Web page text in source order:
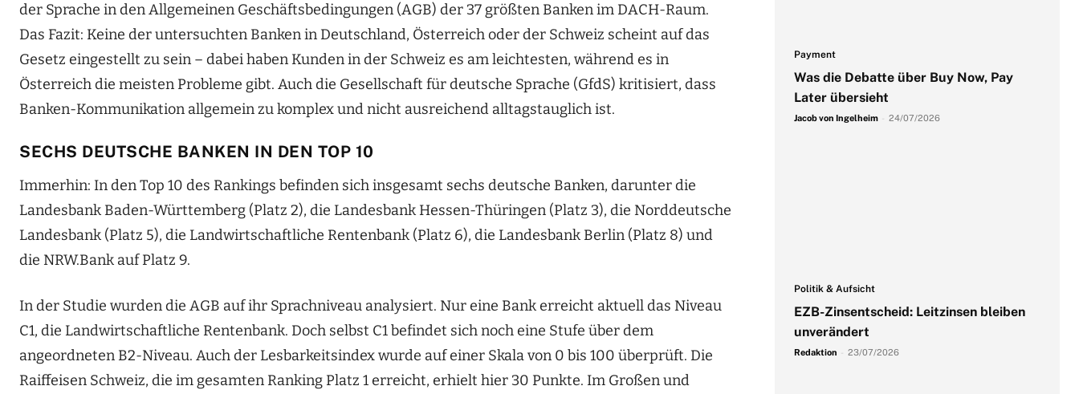
der Sprache in den Allgemeinen Geschäftsbedingungen (AGB) der 37 größten Banken im DACH-Raum.
Das Fazit: Keine der untersuchten Banken in Deutschland, Österreich oder der Schweiz scheint auf das
Gesetz eingestellt zu sein – dabei haben Kunden in der Schweiz es am leichtesten, während es in
Österreich die meisten Probleme gibt. Auch die Gesellschaft für deutsche Sprache (GfdS) kritisiert, dass
Banken-Kommunikation allgemein zu komplex und nicht ausreichend alltagstauglich ist.
SECHS DEUTSCHE BANKEN IN DEN TOP 10
Immerhin: In den Top 10 des Rankings befinden sich insgesamt sechs deutsche Banken, darunter die
Landesbank Baden-Württemberg (Platz 2), die Landesbank Hessen-Thüringen (Platz 3), die Norddeutsche
Landesbank (Platz 5), die Landwirtschaftliche Rentenbank (Platz 6), die Landesbank Berlin (Platz 8) und
die NRW.Bank auf Platz 9.
In der Studie wurden die AGB auf ihr Sprachniveau analysiert. Nur eine Bank erreicht aktuell das Niveau
C1, die Landwirtschaftliche Rentenbank. Doch selbst C1 befindet sich noch eine Stufe über dem
angeordneten B2-Niveau. Auch der Lesbarkeitsindex wurde auf einer Skala von 0 bis 100 überprüft. Die
Raiffeisen Schweiz, die im gesamten Ranking Platz 1 erreicht, erhielt hier 30 Punkte. Im Großen und
Payment
Was die Debatte über Buy Now, Pay
Later übersieht
Jacob von Ingelheim 24/07/2026
Politik & Aufsicht
EZB-Zinsentscheid: Leitzinsen bleiben
unverändert
Redaktion 23/07/2026